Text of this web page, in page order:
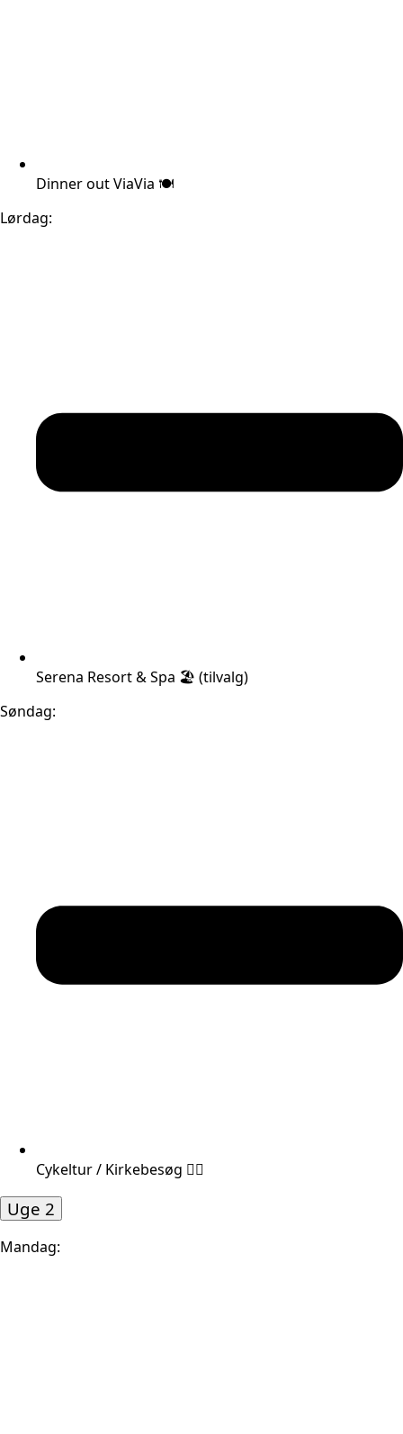
Dinner out ViaVia 🍽️
Lørdag:
Serena Resort & Spa 🏖️ (tilvalg)
Søndag:
Cykeltur / Kirkebesøg 🚴‍♂️
Uge 2
Mandag: